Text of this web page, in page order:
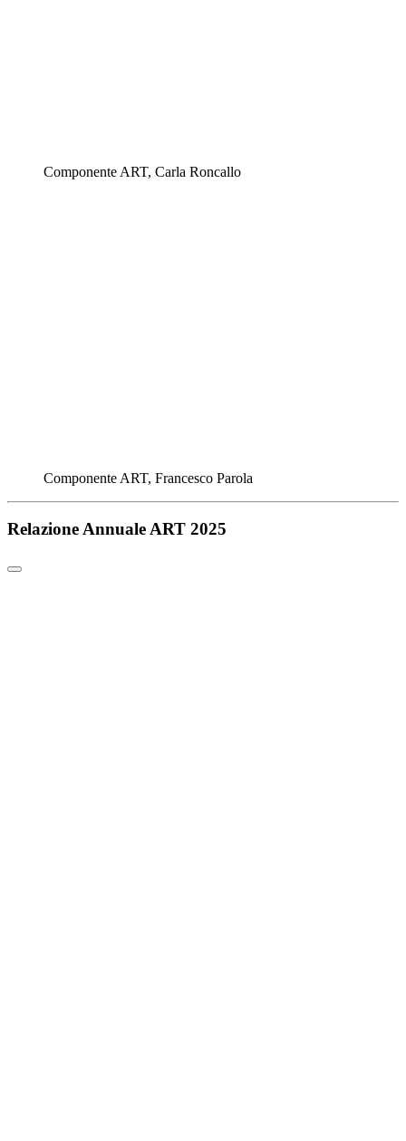
Componente ART, Carla Roncallo
Componente ART, Francesco Parola
Relazione Annuale ART 2025